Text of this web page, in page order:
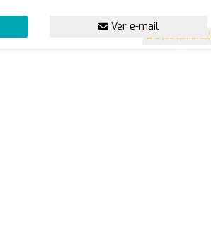
5 (50 opiniones)
Ver e-mail